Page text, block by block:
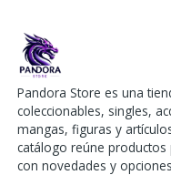
Pandora Store es una
coleccionables, singles,
mangas, figuras y
catálogo reúne
con novedades y